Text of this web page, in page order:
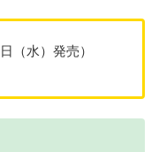
（水）発売）